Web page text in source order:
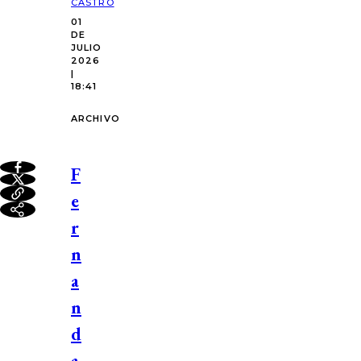
CASTRO
01
DE
JULIO
2026
|
18:41
ARCHIVO
F
e
r
n
a
n
d